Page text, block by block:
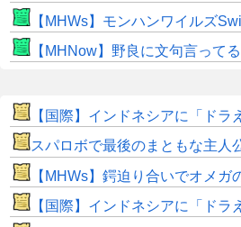
【MHWs】モンハンワイルズ
【MHNow】野良に文句言ってるやつの大多数はそれしてな
【国際】インドネシアに「ドラえもん
スパロボで最後のまともな主人
【MHWs】鍔迫り合いでオメガの強
【国際】インドネシアに「ドラえもん